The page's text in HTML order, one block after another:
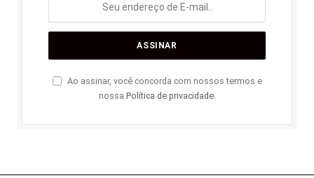
Ao assinar, você concorda com nossos termos e
nossa Política de privacidade.